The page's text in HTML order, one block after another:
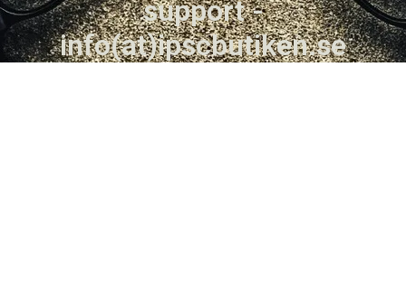
support -
info(at)ipscbutiken.se